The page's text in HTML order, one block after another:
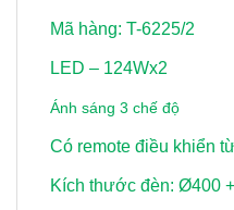
Mã hàng: T-6225/2
LED – 124Wx2
Ánh sáng 3 chế độ
Có remote điều khiển
Kích thước đèn: Ø400